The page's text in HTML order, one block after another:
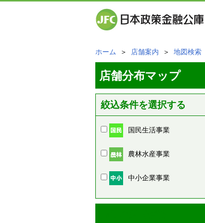
ホーム ＞ 店舗案内 ＞ 地図検索
店舗分布マップ
絞込条件を選択する
国民生活事業
農林水産事業
中小企業事業